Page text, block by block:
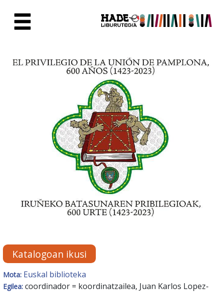
Katalogoan ikusi
Mota: Euskal biblioteka
Egilea: coordinador = koordinatzailea, Juan Karlos Lopez-